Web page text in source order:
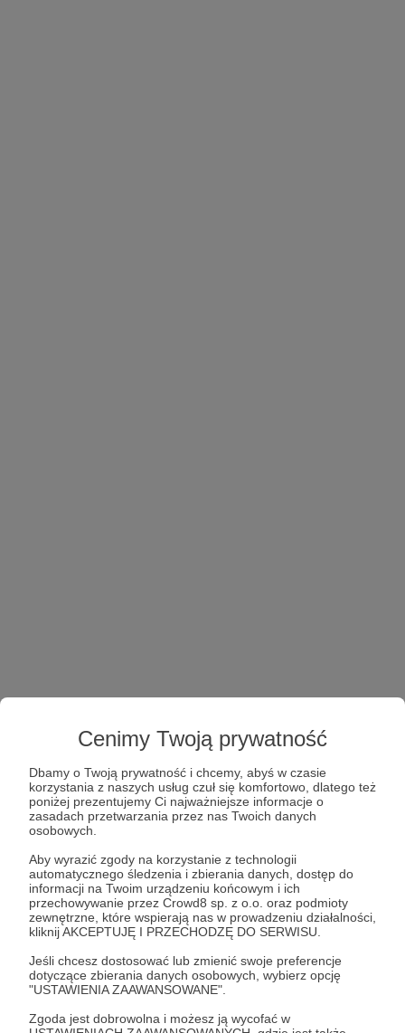
Cenimy Twoją prywatność
Dbamy o Twoją prywatność i chcemy, abyś w czasie
korzystania z naszych usług czuł się komfortowo, dlatego też
poniżej prezentujemy Ci najważniejsze informacje o
zasadach przetwarzania przez nas Twoich danych
osobowych.
Aby wyrazić zgody na korzystanie z technologii
automatycznego śledzenia i zbierania danych, dostęp do
informacji na Twoim urządzeniu końcowym i ich
przechowywanie przez Crowd8 sp. z o.o. oraz podmioty
zewnętrzne, które wspierają nas w prowadzeniu działalności,
kliknij AKCEPTUJĘ I PRZECHODZĘ DO SERWISU.
Jeśli chcesz dostosować lub zmienić swoje preferencje
dotyczące zbierania danych osobowych, wybierz opcję
"USTAWIENIA ZAAWANSOWANE".
Zgoda jest dobrowolna i możesz ją wycofać w